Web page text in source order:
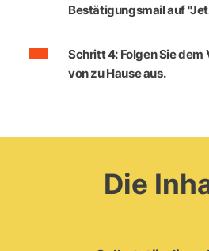
Bestätigungsmail auf
Schritt 4: Folgen Sie
von zu Hause aus.
Die